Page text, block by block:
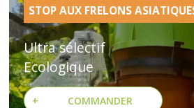
STOP AUX FRELONS
Ultra sélectif
Ecologique
+ COMMANDER